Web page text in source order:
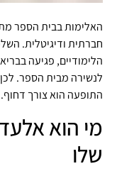
האלימות בבית הספר
חברתית ודיגיטלית.
הלימודיים, פגיעה
לנשירה מבית הספר.
התופעה הוא צורך דחוף.
מי הוא
שלו